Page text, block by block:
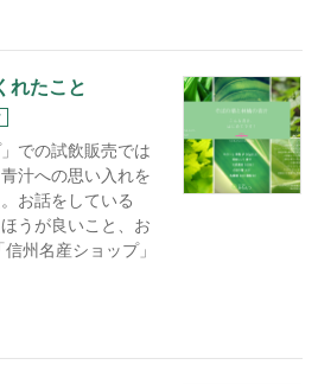
れたこと
での試飲販売では
汁への思い入れを
お話をしている
うが良いこと、お
州名産ショップ」